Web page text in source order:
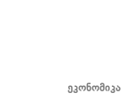
ეკონომიკა